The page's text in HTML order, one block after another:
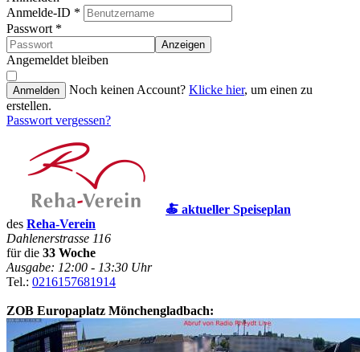
Anmelde-ID *
Passwort *
Anzeigen
Angemeldet bleiben
Anmelden Noch keinen Account? Klicke hier, um einen zu
erstellen.
Passwort vergessen?
🍝 aktueller Speiseplan
des Reha-Verein
Dahlenerstrasse 116
für die 33 Woche
Ausgabe: 12:00 - 13:30 Uhr
Tel.: 0216157681914
ZOB Europaplatz Mönchengladbach: